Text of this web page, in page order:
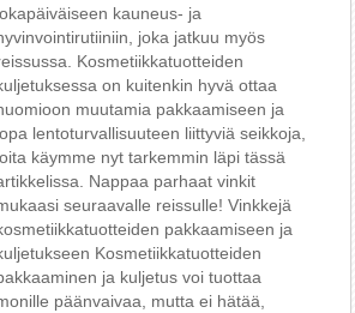
kauneus- ja
joka jatkuu myös
Kosmetiikkatuotteiden
on kuitenkin hyvä ottaa
muutamia pakkaamiseen ja
lentoturvallisuuteen liittyviä seikkoja,
käymme nyt tarkemmin läpi tässä
Nappaa parhaat vinkit
seuraavalle reissulle! Vinkkejä
pakkaamiseen ja
Kosmetiikkatuotteiden
ja kuljetus voi tuottaa
päänvaivaa, mutta ei hätää,